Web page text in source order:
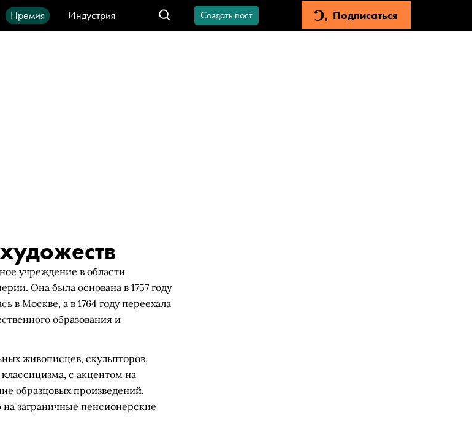
Премия
Индустрия
продукты
Создать пост Подписаться
учреждение в области
Она была основана в 1757 году
в Москве, а в 1764 году переехала
образования и
живописцев, скульпторов,
с акцентом на
образцовых произведений.
на заграничные пенсионерские